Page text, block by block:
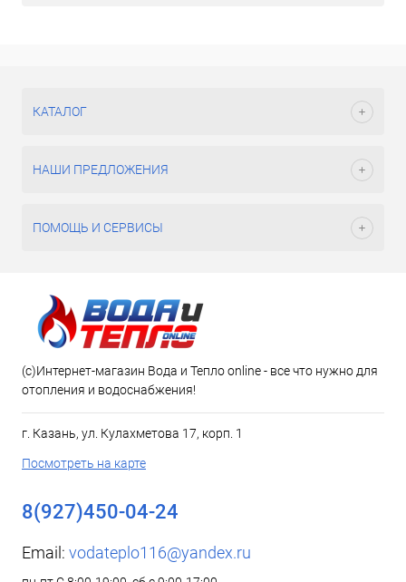
КАТАЛОГ
НАШИ ПРЕДЛОЖЕНИЯ
ПОМОЩЬ И СЕРВИСЫ
(c)Интернет-магазин Вода и Тепло online - все что нужно для
отопления и водоснабжения!
г. Казань, ул. Кулахметова 17, корп. 1
Посмотреть на карте
8(927)450-04-24
Email: vodateplo116@yandex.ru